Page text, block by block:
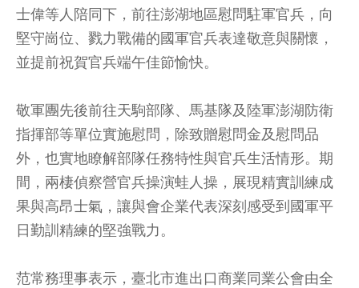
士偉等人陪同下，前往澎湖地區慰問駐軍官兵，向
堅守崗位、戮力戰備的國軍官兵表達敬意與關懷，
並提前祝賀官兵端午佳節愉快。
敬軍團先後前往天駒部隊、馬基隊及陸軍澎湖防衛
指揮部等單位實施慰問，除致贈慰問金及慰問品
外，也實地瞭解部隊任務特性與官兵生活情形。期
間，兩棲偵察營官兵操演蛙人操，展現精實訓練成
果與高昂士氣，讓與會企業代表深刻感受到國軍平
日勤訓精練的堅強戰力。
范常務理事表示，臺北市進出口商業同業公會由全